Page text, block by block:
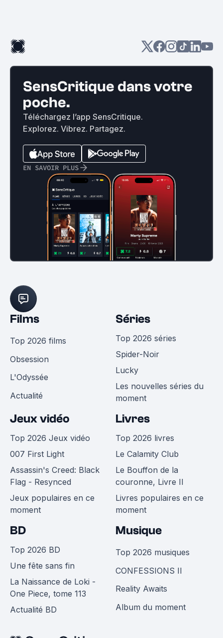
SensCritique dans votre
poche.
Téléchargez l’app SensCritique.
Explorez. Vibrez. Partagez.
EN SAVOIR PLUS
Films
Top 2026 films
Obsession
L'Odyssée
Actualité
Séries
Top 2026 séries
Spider-Noir
Lucky
Les nouvelles séries du
moment
Jeux vidéo
Top 2026 Jeux vidéo
007 First Light
Assassin's Creed: Black
Flag - Resynced
Jeux populaires en ce
moment
Livres
Top 2026 livres
Le Calamity Club
Le Bouffon de la
couronne, Livre II
Livres populaires en ce
moment
BD
Top 2026 BD
Une fête sans fin
La Naissance de Loki -
One Piece, tome 113
Actualité BD
Musique
Top 2026 musiques
CONFESSIONS II
Reality Awaits
Album du moment